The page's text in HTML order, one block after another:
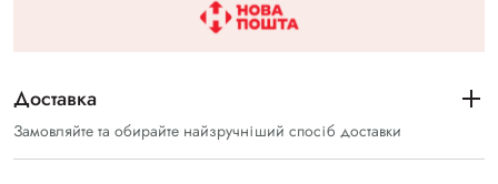
Доставка
Замовляйте та обирайте найзручніший спосіб доставки